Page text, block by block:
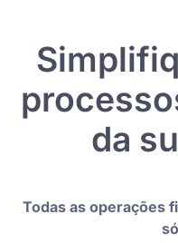
da
Todas as operações